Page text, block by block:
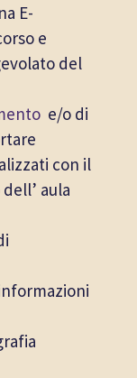
E-
e
del
e/o di
con il
aula